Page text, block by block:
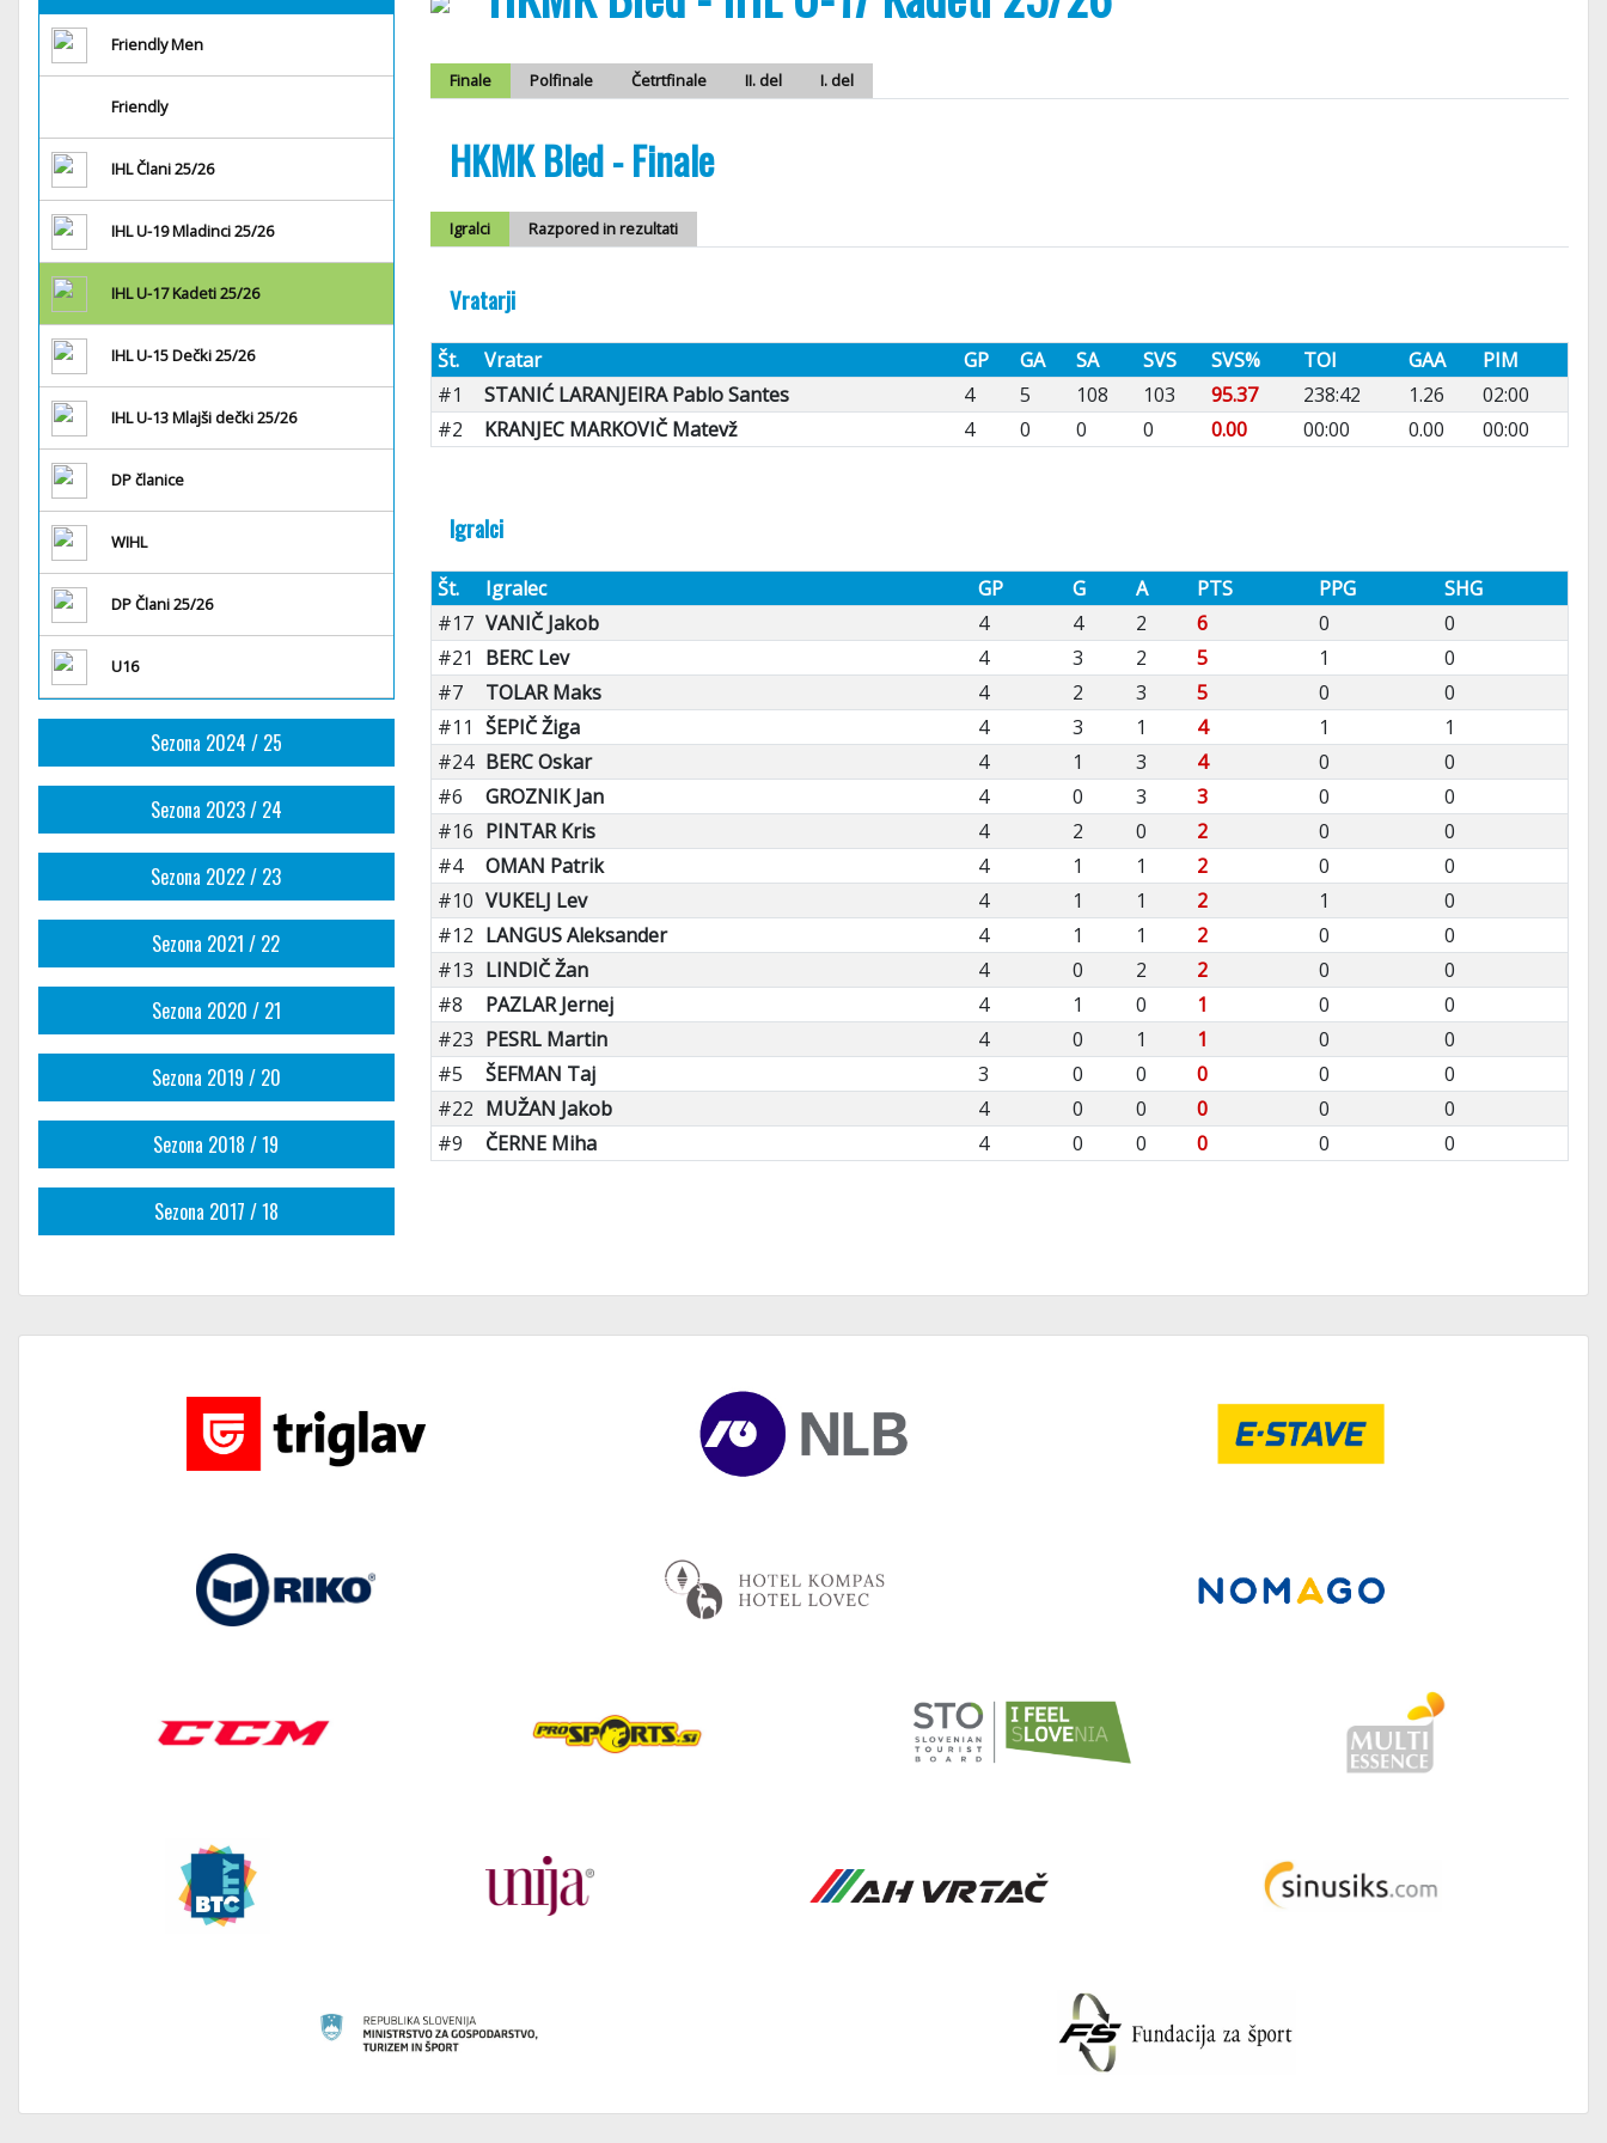
Friendly Men
Friendly
IHL Člani 25/26
IHL U-19 Mladinci 25/26
IHL U-17 Kadeti 25/26
IHL U-15 Dečki 25/26
IHL U-13 Mlajši dečki 25/26
DP članice
WIHL
DP Člani 25/26
U16
Sezona 2024 / 25
Sezona 2023 / 24
Sezona 2022 / 23
Sezona 2021 / 22
Sezona 2020 / 21
Sezona 2019 / 20
Sezona 2018 / 19
Sezona 2017 / 18
Finale Polfinale Četrtfinale II. del I. del
HKMK Bled - Finale
Igralci Razpored in rezultati
Vratarji
Št. Vratar GP GA SA SVS SVS% TOI GAA
PIM
#1
STANIĆ LARANJEIRA Pablo Santes 4 5 108 103 95.37 238:42 1.26
02:00
#2
KRANJEC MARKOVIČ Matevž 4 0 0 0 0.00 00:00 0.00 00:00
Igralci
Št. Igralec GP G A PTS PPG
SHG
#17 VANIČ Jakob 4 4 2 6 0
0
#21
BERC Lev 4 3 2 5 1
0
#7
TOLAR Maks 4 2 3 5 0
0
#11 ŠEPIČ Žiga 4 3 1 4 1
1
#24 BERC Oskar 4 1 3 4 0
0
#6
GROZNIK Jan 4 0 3 3 0
0
#16 PINTAR Kris 4 2 0 2 0
0
#4
OMAN Patrik 4 1 1 2 0
0
#10 VUKELJ Lev 4 1 1 2 1
0
#12 LANGUS Aleksander 4 1 1 2 0
0
#13 LINDIČ Žan 4 0 2 2 0
0
#8
PAZLAR Jernej 4 1 0 1 0
0
#23 PESRL Martin 4 0 1 1 0
0
#5
ŠEFMAN Taj 3 0 0 0 0
0
#22 MUŽAN Jakob 4 0 0 0 0
0
#9
ČERNE Miha 4 0 0 0 0 0